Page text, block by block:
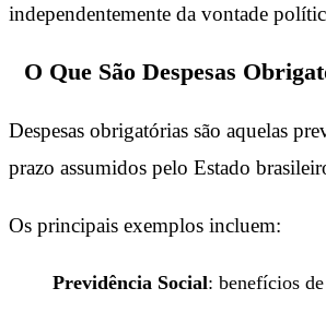
independentemente da vontade
O Que São Despesas
Despesas obrigatórias são aquelas
prazo assumidos pelo Estado
Os principais exemplos incluem:
Previdência Social: benefícios